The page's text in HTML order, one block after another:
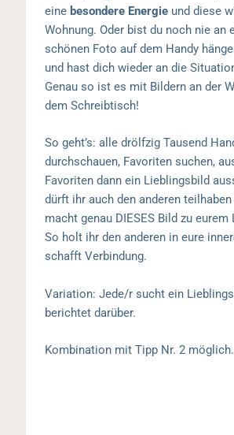
eine besondere Energie und diese
Wohnung. Oder bist du noch nie an
schönen Foto auf dem Handy
und hast dich wieder an die
Genau so ist es mit Bildern an der
dem Schreibtisch!
So geht’s: alle drölfzig Tausend
durchschauen, Favoriten suchen,
Favoriten dann ein Lieblingsbild
dürft ihr auch den anderen
macht genau DIESES Bild zu
So holt ihr den anderen in eure
schafft Verbindung.
Variation: Jede/r sucht ein
berichtet darüber.
Kombination mit Tipp Nr. 2 möglich.